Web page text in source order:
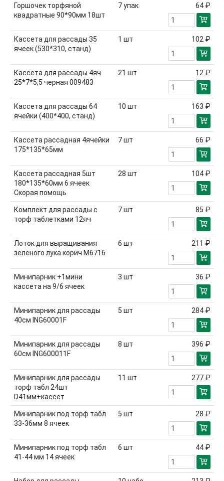
Горшочек торфяной
квадратные 90*90мм 18шт
7упак 64 ₽
Кассета для рассады 35
ячеек (530*310, станд)
1 шт 102 ₽
Кассета для рассады 4яч
25*7*5,5 черная 009483
21 шт 12 ₽
Кассета для рассады 64
ячейки (400*400, станд)
10 шт 163 ₽
Кассета рассадная 4ячейки
175*135*65мм
7шт 66 ₽
Кассета рассадная 5шт
180*135*60мм 6 ячеек
Скорая помощь
28 шт 104 ₽
Комплект для рассады с
торф таблетками 12яч
7шт 85 ₽
Лоток для выращивания
зеленого лука корич М6716
6 шт 211 ₽
Минипарник +1мини
кассета на 9/6 ячеек
3 шт 36 ₽
Минипарник для рассады
40см ING60001F
5 шт 284 ₽
Минипарник для рассады
60см ING600011F
8 шт 396 ₽
Минипарник для рассады
торф табл 24шт
D41мм+кассет
11 шт 277 ₽
Минипарник под торф табл
33-36мм 8 ячеек
5 шт 28 ₽
Минипарник под торф табл
41-44 мм 14 ячеек
6 шт 44 ₽